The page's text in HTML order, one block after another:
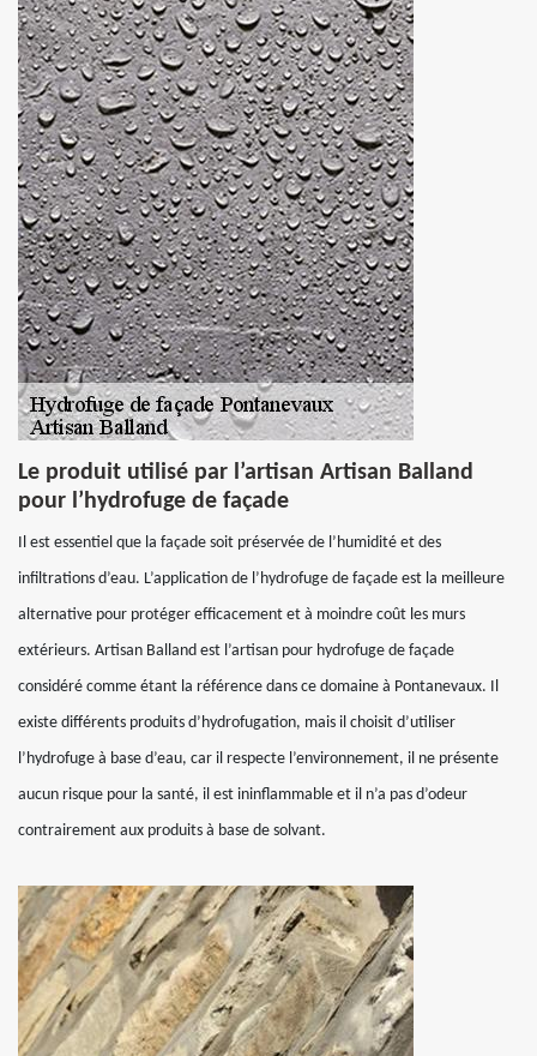
Le produit utilisé par l’artisan Artisan Balland
pour l’hydrofuge de façade
Il est essentiel que la façade soit préservée de l’humidité et des
infiltrations d’eau. L’application de l’hydrofuge de façade est la meilleure
alternative pour protéger efficacement et à moindre coût les murs
extérieurs. Artisan Balland est l’artisan pour hydrofuge de façade
considéré comme étant la référence dans ce domaine à Pontanevaux. Il
existe différents produits d’hydrofugation, mais il choisit d’utiliser
l’hydrofuge à base d’eau, car il respecte l’environnement, il ne présente
aucun risque pour la santé, il est ininflammable et il n’a pas d’odeur
contrairement aux produits à base de solvant.